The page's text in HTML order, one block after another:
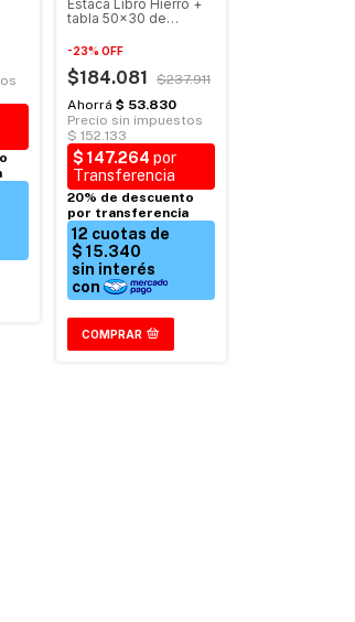
Estaca Libro Hierro +
tabla 50x30 de
-23% OFF
$184.081 $237.911
COMPRAR